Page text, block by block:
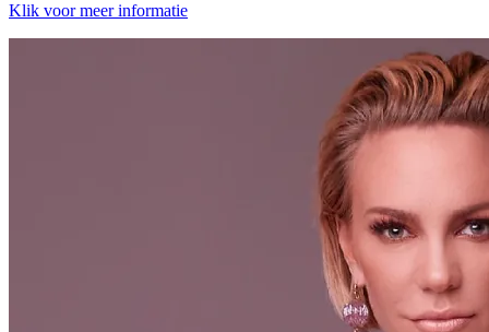
Klik voor meer informatie